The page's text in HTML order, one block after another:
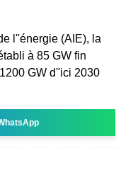
l''énergie (AIE), la
à 85 GW fin
GW d''ici 2030